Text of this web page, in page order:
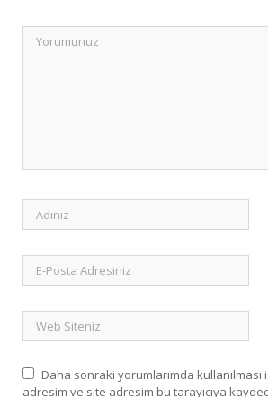
Daha sonraki yorumlarımda kullanılması
adresim ve site adresim bu tarayıcıya